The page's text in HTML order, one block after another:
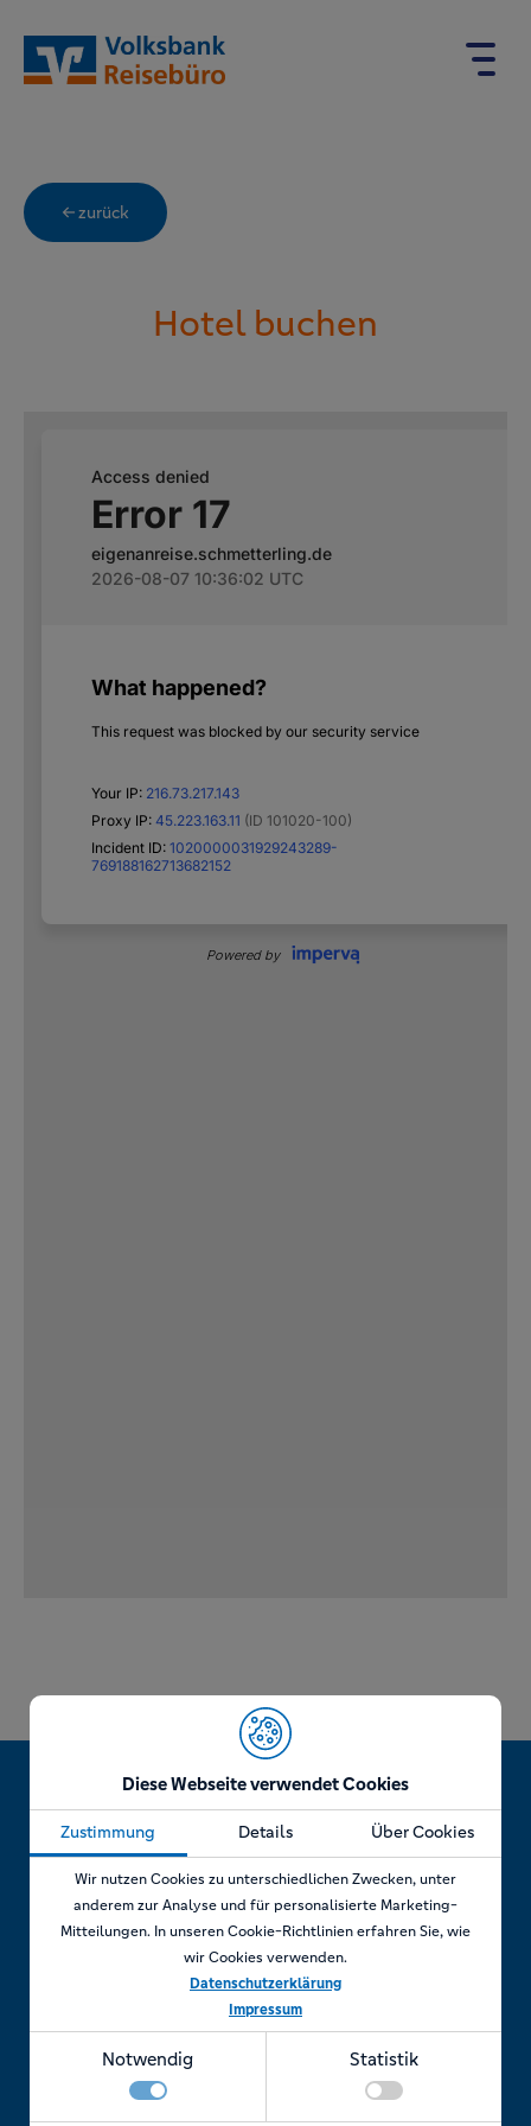
Diese Webseite verwendet Cookies
Zustimmung Details Über Cookies
Wir nutzen Cookies zu unterschiedlichen Zwecken, unter
anderem zur Analyse und für personalisierte Marketing-
Mitteilungen. In unseren Cookie-Richtlinien erfahren Sie, wie
wir Cookies verwenden.
Datenschutzerklärung
Impressum
Notwendig Statistik
← zurück
Hotel buchen
Jetzt Termin vereinbaren!
Telefonisch
+49 7841 69 11880